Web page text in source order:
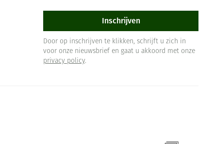
Inschrijven
Door op inschrijven te klikken, schrijft u zich in
voor onze nieuwsbrief en gaat u akkoord met onze
privacy policy.